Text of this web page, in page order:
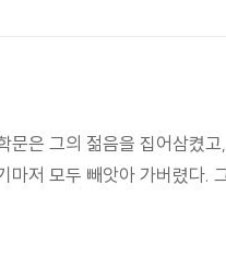
은 그의 젊음을 집어삼켰
저 모두 빼앗아 가버렸다.